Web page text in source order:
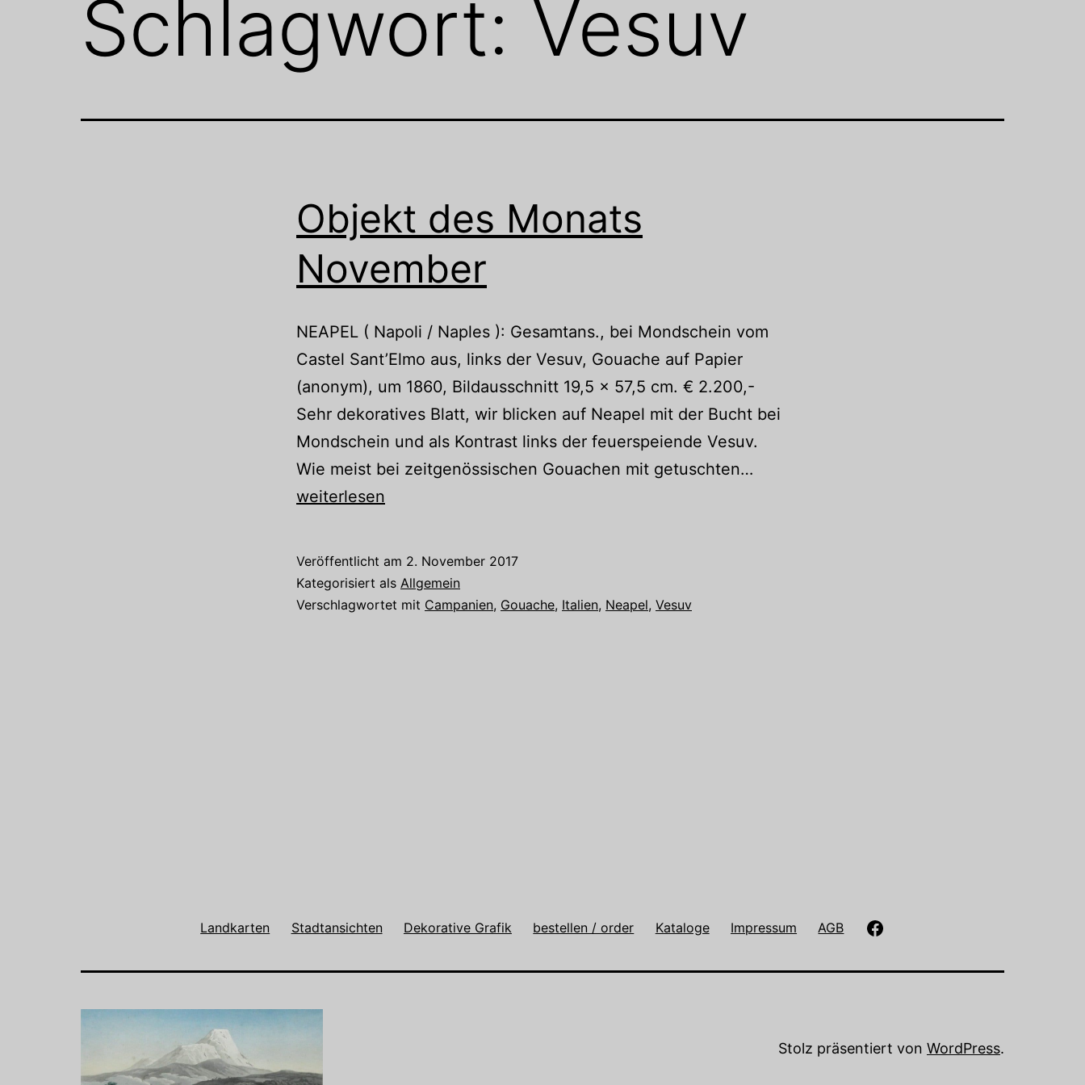
Schlagwort: Vesuv
Objekt des Monats
November
NEAPEL ( Napoli / Naples ): Gesamtans., bei Mondschein vom
Castel Sant’Elmo aus, links der Vesuv, Gouache auf Papier
(anonym), um 1860, Bildausschnitt 19,5 x 57,5 cm. € 2.200,-
Sehr dekoratives Blatt, wir blicken auf Neapel mit der Bucht bei
Mondschein und als Kontrast links der feuerspeiende Vesuv.
Wie meist bei zeitgenössischen Gouachen mit getuschten…
weiterlesen
Veröffentlicht am 2. November 2017
Kategorisiert als Allgemein
Verschlagwortet mit Campanien, Gouache, Italien, Neapel, Vesuv
Landkarten Stadtansichten Dekorative Grafik bestellen / order Kataloge Impressum AGB
Facebook
Stolz präsentiert von WordPress.